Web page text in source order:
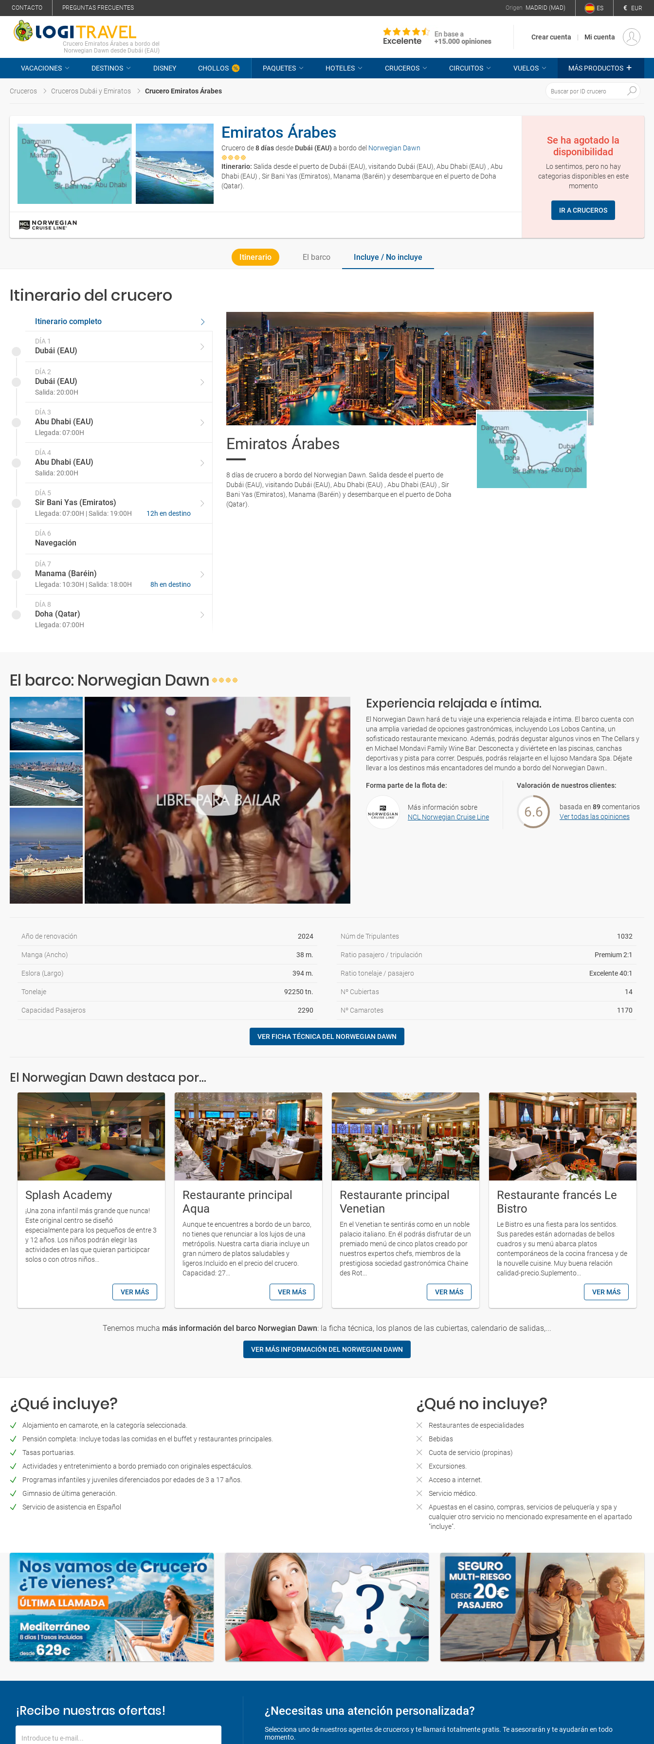
CONTACTO PREGUNTAS FRECUENTES Origen MADRID (MAD) ES € EUR
Crucero Emiratos Árabes a bordo del
Norwegian Dawn desde Dubái (EAU)
Crear cuenta Mi cuenta
VACACIONES DESTINOS DISNEY CHOLLOS PAQUETES HOTELES CRUCEROS CIRCUITOS VUELOS MÁS PRODUCTOS +
Cruceros Cruceros Dubái y Emiratos Crucero Emiratos Árabes
Emiratos Árabes
Crucero de8 díasdesde Dubái (EAU) a bordo del Norwegian Dawn
Itinerario: Salida desde el puerto de Dubái (EAU), visitando Dubái (EAU), Abu Dhabi (EAU) , Abu
Dhabi (EAU) , Sir Bani Yas (Emiratos), Manama (Baréin) y desembarque en el puerto de Doha
(Qatar).
Se ha agotado la
disponibilidad
Lo sentimos, pero no hay
categorias disponibles en este
momento
IR A CRUCEROS
Itinerario El barco Incluye / No incluye
Itinerario del crucero
Itinerario completo
DÍA 1
Dubái (EAU)
DÍA 2
Dubái (EAU)
Salida: 20:00H
DÍA 3
Abu Dhabi (EAU)
Llegada: 07:00H
DÍA 4
Abu Dhabi (EAU)
Salida: 20:00H
DÍA 5
Sir Bani Yas (Emiratos)
Llegada: 07:00H | Salida: 19:00H 12h en destino
DÍA 6
Navegación
DÍA 7
Manama (Baréin)
Llegada: 10:30H | Salida: 18:00H 8h en destino
DÍA 8
Doha (Qatar)
Llegada: 07:00H
Emiratos Árabes
8 días de crucero a bordo del Norwegian Dawn. Salida desde el puerto de
Dubái (EAU), visitando Dubái (EAU), Abu Dhabi (EAU) , Abu Dhabi (EAU) , Sir
Bani Yas (Emiratos), Manama (Baréin) y desembarque en el puerto de Doha
(Qatar).
El barco: Norwegian Dawn
Experiencia relajada e íntima.
El Norwegian Dawn hará de tu viaje una experiencia relajada e íntima. El barco cuenta con
una amplia variedad de opciones gastronómicas, incluyendo Los Lobos Cantina, un
sofisticado restaurante mexicano. Además, podrás degustar algunos vinos en The Cellars y
en Michael Mondavi Family Wine Bar. Desconecta y diviértete en las piscinas, canchas
deportivas y pista para correr. Después, podrás relajarte en el lujoso Mandara Spa. Déjate
llevar a los destinos más encantadores del mundo a bordo del Norwegian Dawn..
Forma parte de la flota de:
Más información sobre
NCL Norwegian Cruise Line
Valoración de nuestros clientes:
6.6 basada en 89 comentarios
Ver todas las opiniones
Año de renovación 2024
Manga (Ancho) 38 m.
Eslora (Largo) 394 m.
Tonelaje 92250 tn.
Capacidad Pasajeros 2290
Núm de Tripulantes 1032
Ratio pasajero / tripulación Premium 2:1
Ratio tonelaje / pasajero Excelente 40:1
Nº Cubiertas 14
Nº Camarotes 1170
VER FICHA TÉCNICA DEL NORWEGIAN DAWN
El Norwegian Dawn destaca por...
Splash Academy
¡Una zona infantil más grande que nunca!
Este original centro se diseñó
especialmente para los pequeños de entre 3
y 12 años. Los niños podrán elegir las
actividades en las que quieran participcar
solos o con otros niños...
VER MÁS
Restaurante principal
Aqua
Aunque te encuentres a bordo de un barco,
no tienes que renunciar a los lujos de una
metrópolis. Nuestra carta diaria incluye un
gran número de platos saludables y
ligeros.Incluido en el precio del crucero.
Capacidad: 27...
VER MÁS
Restaurante principal
Venetian
En el Venetian te sentirás como en un noble
palacio italiano. En él podrás disfrutar de un
premiado menú de cinco platos creado por
nuestros expertos chefs, miembros de la
prestigiosa sociedad gastronómica Chaine
des Rot...
VER MÁS
Restaurante francés Le
Bistro
Le Bistro es una fiesta para los sentidos.
Sus paredes están adornadas de bellos
cuadros y su menú abarca platos
contemporáneos de la cocina francesa y de
la nouvelle cuisine. Muy buena relación
calidad-precio.Suplemento...
VER MÁS
Tenemos mucha más información del barco Norwegian Dawn: la ficha técnica, los planos de las cubiertas, calendario de salidas,...
VER MÁS INFORMACIÓN DEL NORWEGIAN DAWN
¿Qué incluye?
Alojamiento en camarote, en la categoría seleccionada.
Pensión completa: Incluye todas las comidas en el buffet y restaurantes principales.
Tasas portuarias.
Actividades y entretenimiento a bordo premiado con originales espectáculos.
Programas infantiles y juveniles diferenciados por edades de 3 a 17 años.
Gimnasio de última generación.
Servicio de asistencia en Español
¿Qué no incluye?
Restaurantes de especialidades
Bebidas
Cuota de servicio (propinas)
Excursiones.
Acceso a internet.
Servicio médico.
Apuestas en el casino, compras, servicios de peluquería y spa y
cualquier otro servicio no mencionado expresamente en el apartado
"incluye".
¡Recibe nuestras ofertas!
Introduce tu e-mail...
¿Necesitas una atención personalizada?
Selecciona uno de nuestros agentes de cruceros y te llamará totalmente gratis. Te asesorarán y te ayudarán en todo
momento.